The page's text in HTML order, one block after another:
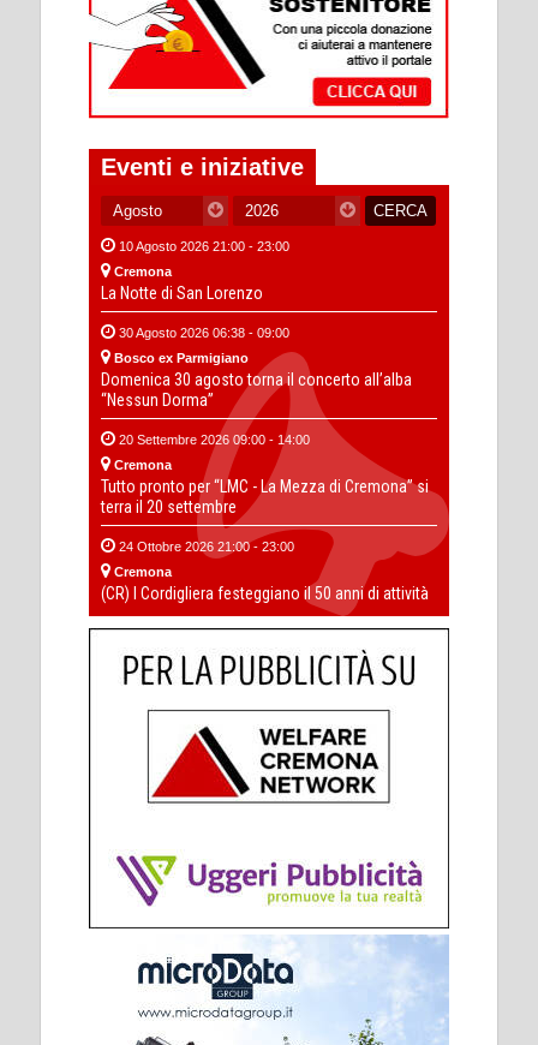
Eventi e iniziative
10 Agosto 2026 21:00 - 23:00
Cremona
La Notte di San Lorenzo
30 Agosto 2026 06:38 - 09:00
Bosco ex Parmigiano
Domenica 30 agosto torna il concerto all’alba
“Nessun Dorma”
20 Settembre 2026 09:00 - 14:00
Cremona
Tutto pronto per “LMC - La Mezza di Cremona” si
terra il 20 settembre
24 Ottobre 2026 21:00 - 23:00
Cremona
(CR) I Cordigliera festeggiano il 50 anni di attività